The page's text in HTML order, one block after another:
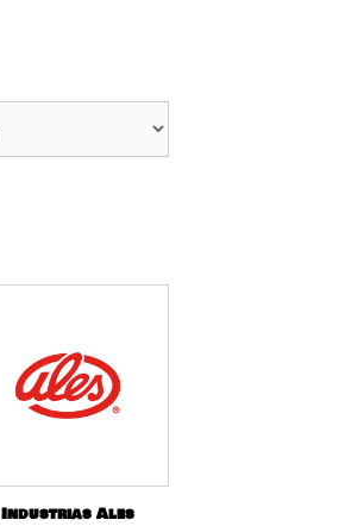
Industrias Ales